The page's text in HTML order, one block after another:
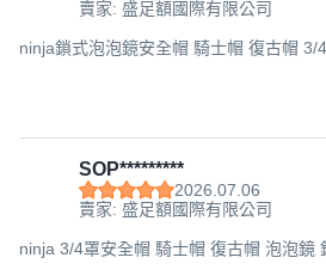
賣家: 盛足額國際有限公司
ninja鎖式泡泡鏡安全帽 騎士帽 復古帽 3/
SOP*********
2026.07.06
賣家: 盛足額國際有限公司
ninja 3/4罩安全帽 騎士帽 復古帽 泡泡鏡